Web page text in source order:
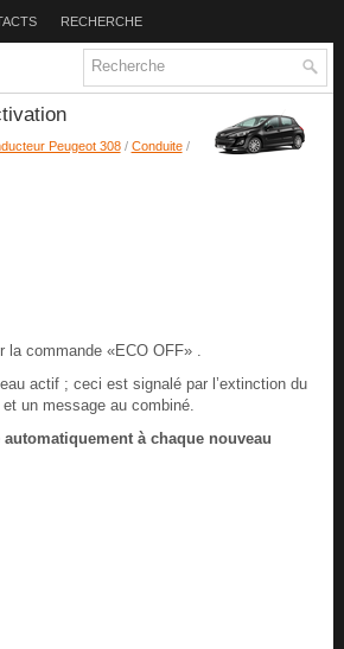
RECHERCHE
Peugeot 308/ Conduite/
commande «ECO OFF» .
actif ; ceci est signalé par l’extinction du
un message au combiné.
à chaque nouveau